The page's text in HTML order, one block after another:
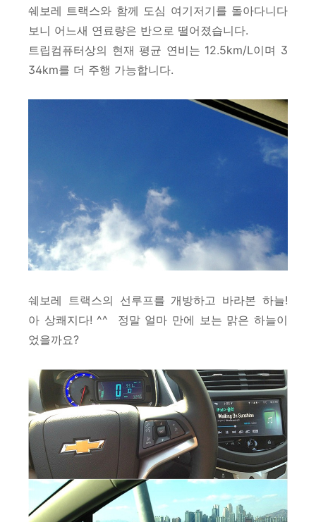
쉐보레 트랙스와 함께 도심 여기저기를 돌아다니다
보니 어느새 연료량은 반으로 떨어졌습니다.
트립컴퓨터상의 현재 평균 연비는 12.5km/L이며 3
34km를 더 주행 가능합니다.
쉐보레 트랙스의 선루프를 개방하고 바라본 하늘!
아 상쾌지다! ^^ 정말 얼마 만에 보는 맑은 하늘이
었을까요?